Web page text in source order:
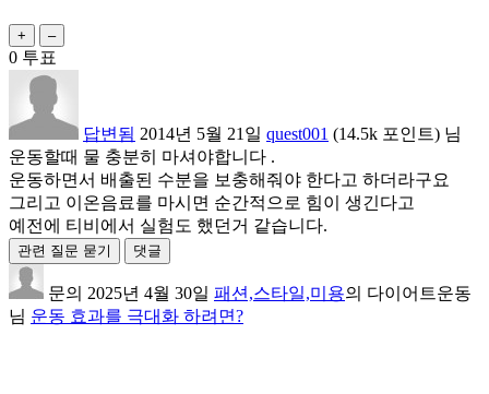
0 투표
답변됨 2014년 5월 21일 quest001 (14.5k 포인트) 님
운동할때 물 충분히 마셔야합니다 .
운동하면서 배출된 수분을 보충해줘야 한다고 하더라구요
그리고 이온음료를 마시면 순간적으로 힘이 생긴다고
예전에 티비에서 실험도 했던거 같습니다.
문의 2025년 4월 30일 패션,스타일,미용의 다이어트운동
님 운동 효과를 극대화 하려면?